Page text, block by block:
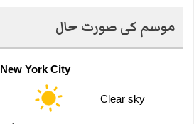
موسم کی صورت حال
New York City
Clear sky